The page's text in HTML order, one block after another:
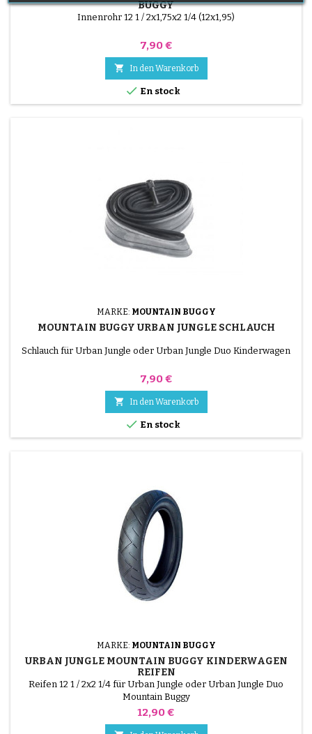
BUGGY
Innenrohr 12 1 / 2x1,75x2 1/4 (12x1,95)
Preis
7,90 €
 In den Warenkorb
 En stock
MARKE: MOUNTAIN BUGGY
MOUNTAIN BUGGY URBAN JUNGLE SCHLAUCH
Schlauch für Urban Jungle oder Urban Jungle Duo Kinderwagen
Preis
7,90 €
 In den Warenkorb
 En stock
MARKE: MOUNTAIN BUGGY
URBAN JUNGLE MOUNTAIN BUGGY KINDERWAGEN
REIFEN
Reifen 12 1 / 2x2 1/4 für Urban Jungle oder Urban Jungle Duo
Mountain Buggy
Preis
12,90 €